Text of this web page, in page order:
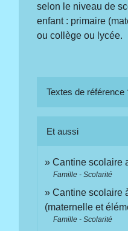
selon le niveau de
enfant : primaire
ou collège ou lycée.
Textes de référence
Et aussi
Cantine scolaire
Famille - Scolarité
Cantine scolaire
(maternelle et
Famille - Scolarité